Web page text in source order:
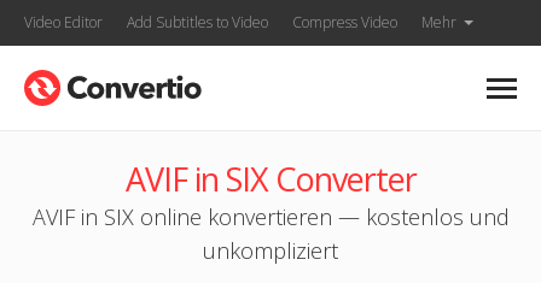
Video Editor Add Subtitles to Video Compress Video Mehr
AVIF in SIX Converter
AVIF in SIX online konvertieren — kostenlos und
unkompliziert